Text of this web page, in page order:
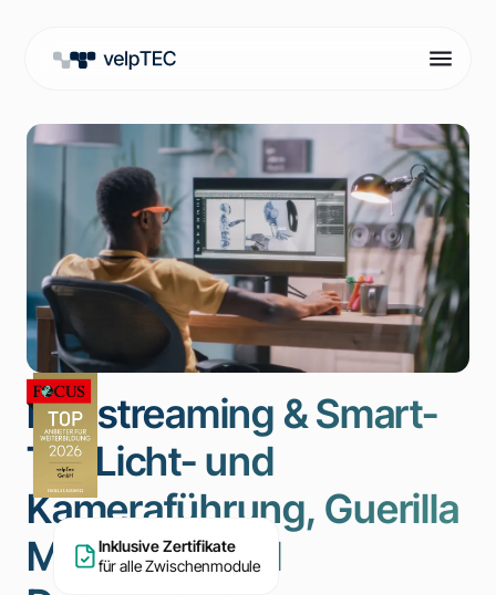
Inklusive Zertifikate
für alle Zwischenmodule
Livestreaming & Smart-
TV: Licht- und
Kameraführung, Guerilla
Marketing und